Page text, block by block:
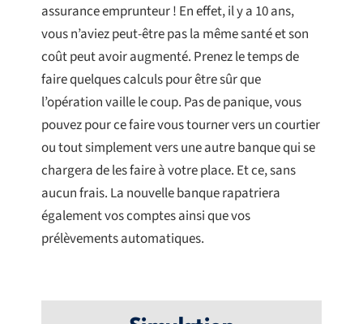
assurance emprunteur ! En effet, il y a 10 ans,
vous n’aviez peut-être pas la même santé et son
coût peut avoir augmenté. Prenez le temps de
faire quelques calculs pour être sûr que
l’opération vaille le coup. Pas de panique, vous
pouvez pour ce faire vous tourner vers un courtier
ou tout simplement vers une autre banque qui se
chargera de les faire à votre place. Et ce, sans
aucun frais. La nouvelle banque rapatriera
également vos comptes ainsi que vos
prélèvements automatiques.